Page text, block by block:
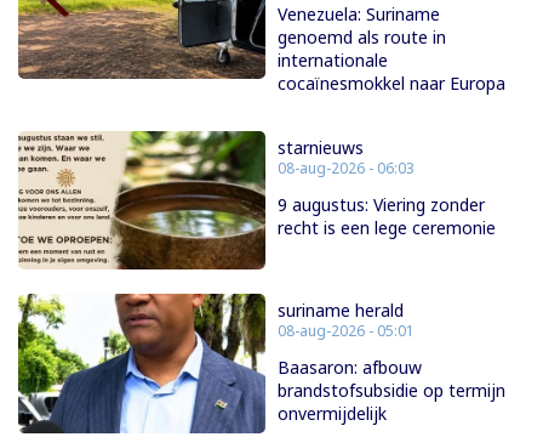
Venezuela: Suriname
genoemd als route in
internationale
cocaïnesmokkel naar Europa
starnieuws
08-aug-2026 - 06:03
9 augustus: Viering zonder
recht is een lege ceremonie
suriname herald
08-aug-2026 - 05:01
Baasaron: afbouw
brandstofsubsidie op termijn
onvermijdelijk